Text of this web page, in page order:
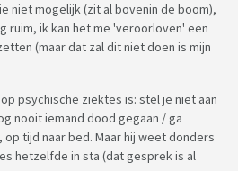
niet mogelijk (zit al bovenin de boom),
ruim, ik kan het me 'veroorloven' een
(maar dat zal dit niet doen is mijn
psychische ziektes is: stel je niet aan
nooit iemand dood gegaan / ga
tijd naar bed. Maar hij weet donders
hetzelfde in sta (dat gesprek is al